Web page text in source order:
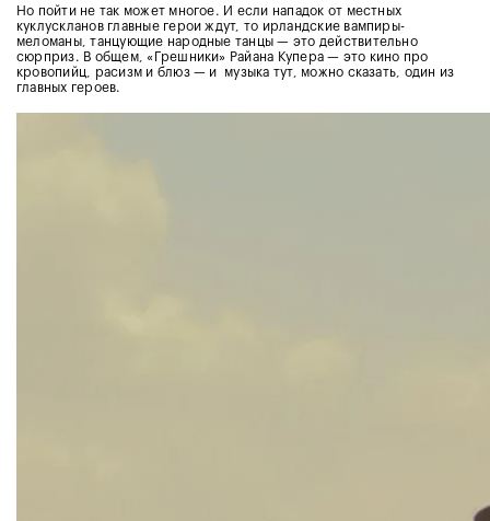
Но пойти не так может многое. И если нападок от местных
куклускланов главные герои ждут, то ирландские вампиры-
меломаны, танцующие народные танцы — это действительно
сюрприз. В общем, «Грешники» Райана Купера — это кино про
кровопийц, расизм и блюз — и музыка тут, можно сказать, один из
главных героев.